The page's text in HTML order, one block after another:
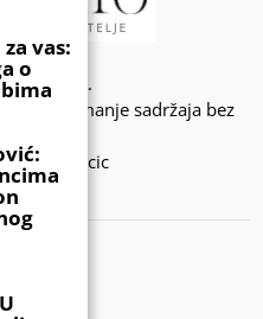
preuzimanje sadržaja bez
SIjercic
vas:
o